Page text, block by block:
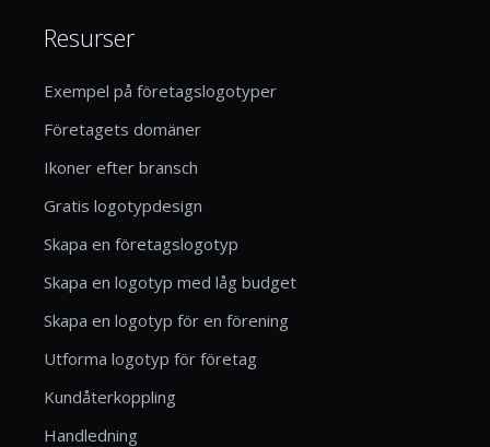
Resurser
Exempel på företagslogotyper
Företagets domäner
Ikoner efter bransch
Gratis logotypdesign
Skapa en företagslogotyp
Skapa en logotyp med låg budget
Skapa en logotyp för en förening
Utforma logotyp för företag
Kundåterkoppling
Handledning